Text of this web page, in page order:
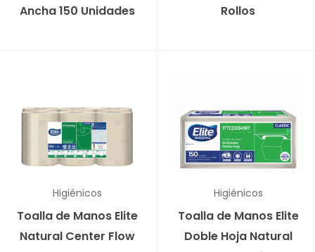
Ancha 150 Unidades
Rollos
Higiénicos
Toalla de Manos Elite
Natural Center Flow
Higiénicos
Toalla de Manos Elite
Doble Hoja Natural